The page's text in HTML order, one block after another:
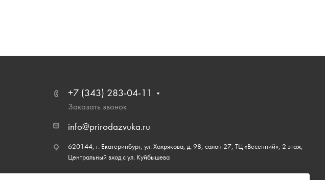
+7 (343) 283-04-11
Заказать звонок
info@prirodazvuka.ru
620144, г. Екатеринбург, ул. Хохрякова, д. 98, салон 27, ТЦ «Весенний», 2 этаж,
Центральный вход с ул. Куйбышева